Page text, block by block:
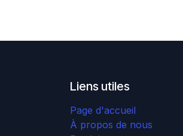
Liens utiles
Page d'accueil
À propos de nous